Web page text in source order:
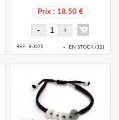
Prix : 18.50 €
REF: BLO72 EN STOCK ( 12)